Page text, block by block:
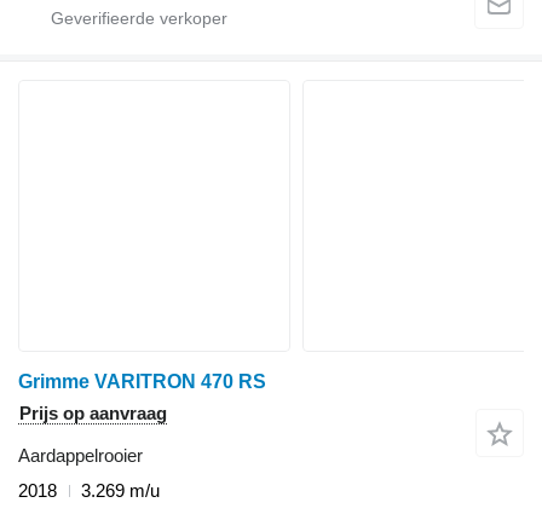
Grimme VARITRON 470 RS
Prijs op aanvraag
Aardappelrooier
2018
3.269 m/u